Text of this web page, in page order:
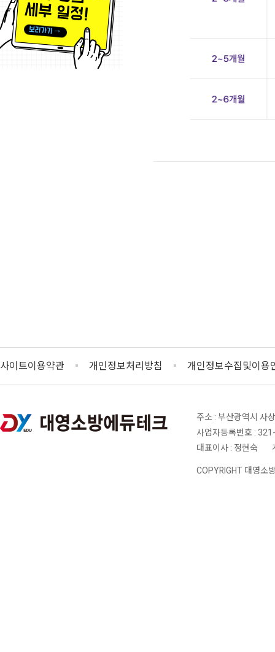
사이트이용약관 개인정보처리방침 개인정보수집및이용
주소 : 부산광역시 사
사업자등록번호 :
대표이사 : 정현숙
COPYRIGHT 대영소